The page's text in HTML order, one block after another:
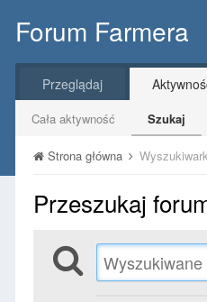
Forum Farmera
Przeglądaj
Cała aktywność Szukaj
Strona główna
Przeszukaj